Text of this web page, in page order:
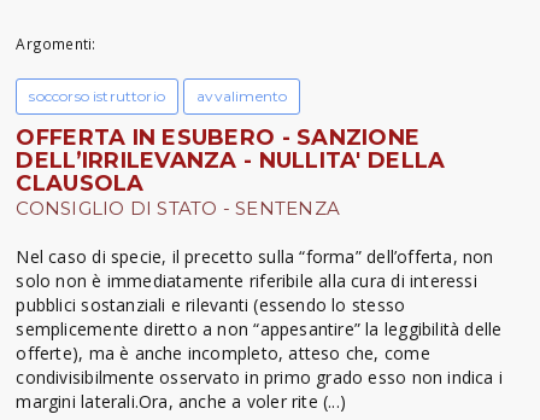
Argomenti:
soccorso istruttorio avvalimento
OFFERTA IN ESUBERO - SANZIONE
DELL’IRRILEVANZA - NULLITA' DELLA
CLAUSOLA
CONSIGLIO DI STATO - SENTENZA
Nel caso di specie, il precetto sulla “forma” dell’offerta, non
solo non è immediatamente riferibile alla cura di interessi
pubblici sostanziali e rilevanti (essendo lo stesso
semplicemente diretto a non “appesantire” la leggibilità delle
offerte), ma è anche incompleto, atteso che, come
condivisibilmente osservato in primo grado esso non indica i
margini laterali.Ora, anche a voler rite (...)